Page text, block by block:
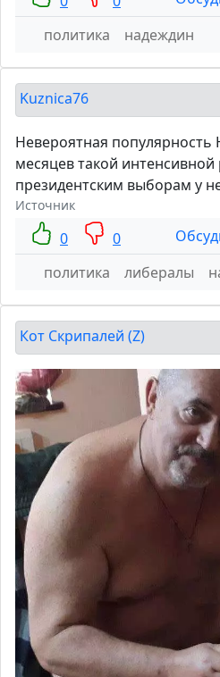
политика
надеждин
Kuznica76
Невероятная
месяцев такой
президентским выборам у
Источник
0 0
политика
либералы
Кот Скрипалей (Z)